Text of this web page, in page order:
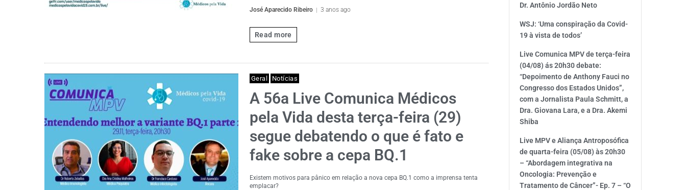
José Aparecido Ribeiro
3 anos ago
Read more
Geral Notícias
A 56a Live Comunica Médicos
pela Vida desta terça-feira (29)
segue debatendo o que é fato e
fake sobre a cepa BQ.1
Existem motivos para pânico em relação a nova cepa BQ.1 como a imprensa tenta
emplacar?
Dr. Antônio Jordão Neto
WSJ: ‘Uma conspiração da Covid-
19 à vista de todos’
Live Comunica MPV de terça-feira
(04/08) ás 20h30 debate:
“Depoimento de Anthony Fauci no
Congresso dos Estados Unidos”,
com a Jornalista Paula Schmitt, a
Dra. Giovana Lara, e a Dra. Akemi
Shiba
Live MPV e Aliança Antroposófica
de quarta-feira (05/08) às 20h30
– “Abordagem integrativa na
Oncologia: Prevenção e
Tratamento de Câncer”- Ep. 7 – “O